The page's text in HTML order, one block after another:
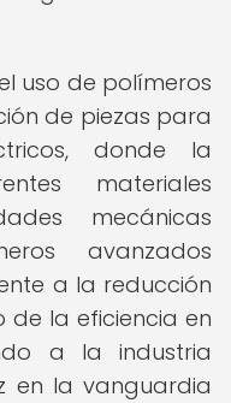
uso de polímeros
de piezas para
donde la
materiales
mecánicas
avanzados
a la reducción
de la eficiencia en
a la industria
en la vanguardia